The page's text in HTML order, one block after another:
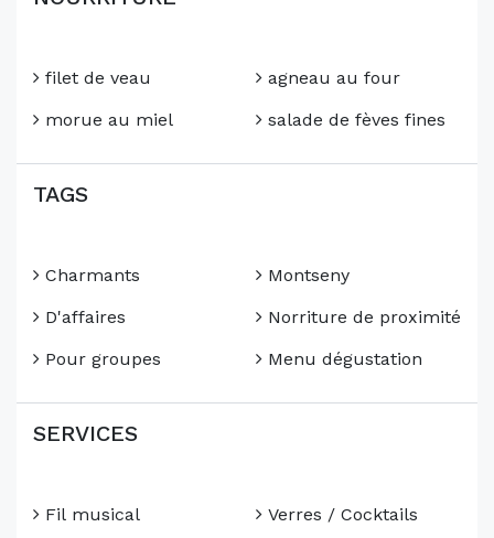
filet de veau
morue au miel
agneau au four
salade de fèves fines
TAGS
Charmants
D'affaires
Pour groupes
Montseny
Norriture de proximité
Menu dégustation
SERVICES
Fil musical
Verres / Cocktails